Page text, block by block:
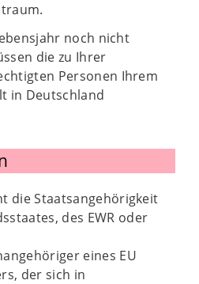
noch nicht
die zu Ihrer
Personen Ihrem
in Deutschland
die Staatsangehörigkeit
des EWR oder
eines EU
der sich in